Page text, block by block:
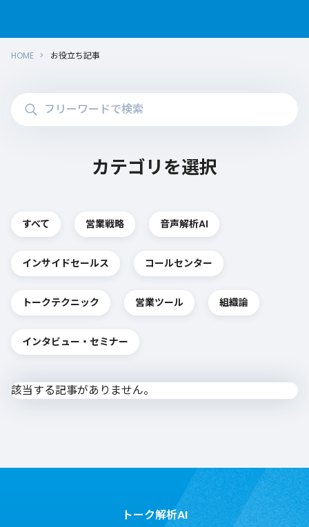
HOME お役立ち記事
カテゴリを選択
すべて 営業戦略 音声解析AI
インサイドセールス コールセンター
トークテクニック 営業ツール 組織論
インタビュー・セミナー
該当する記事がありません。
トーク解析AI